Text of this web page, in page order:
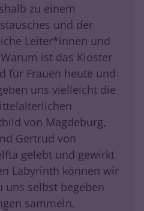
zu einem
und der
Leiter*innen und
ist das Kloster
für Frauen heute und
uns vielleicht die
von Magdeburg,
Gertrud von
gelebt und gewirkt
Labyrinth können wir
uns selbst begeben
sammeln.